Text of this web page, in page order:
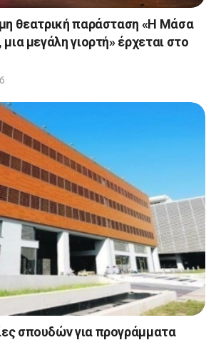
θεατρική παράσταση «Η Μάσα
μεγάλη γιορτή» έρχεται στο
σπουδών για προγράμματα